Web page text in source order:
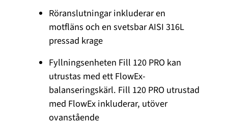
Röranslutningar inkluderar en
motfläns och en svetsbar AISI 316L
pressad krage
Fyllningsenheten Fill 120 PRO kan
utrustas med ett FlowEx-
balanseringskärl. Fill 120 PRO utrustad
med FlowEx inkluderar, utöver
ovanstående